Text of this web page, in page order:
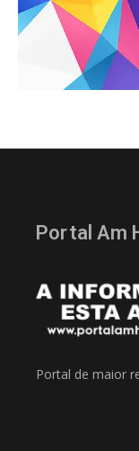
Portal Am
Portal de maior